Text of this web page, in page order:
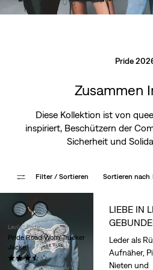
Pride
Zusammen
Diese Kollektion ist von
inspiriert, Beschützern der
Sicherheit und
Filter / Sortieren Sortieren nach
Levi's® Pride
Pride Road Worn Trucker
Jacke
(2)
Sale
Original
LIEBE IN
Leder als
Aufnäher,
Nieten und